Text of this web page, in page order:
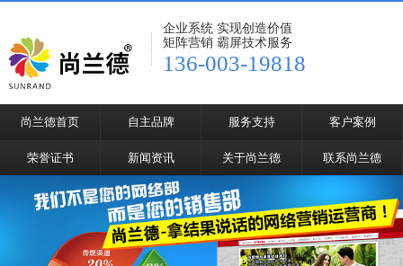
企业系统 实现创造价值
矩阵营销 霸屏技术服务
136-003-19818
尚兰德首页 自主品牌 服务支持 客户案例
荣誉证书 新闻资讯 关于尚兰德 联系尚兰德